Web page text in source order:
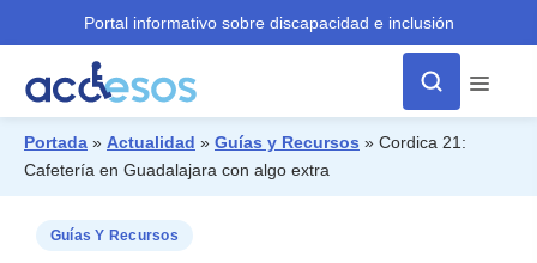
Portal informativo sobre discapacidad e inclusión
Menú
¿Qué buscas?
Portada » Actualidad » Guías y Recursos » Cordica 21:
Cafetería en Guadalajara con algo extra
Guías Y Recursos